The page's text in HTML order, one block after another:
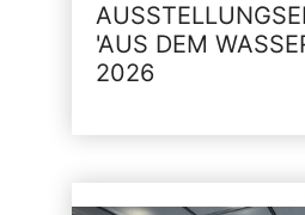
'AUS DEM
2026